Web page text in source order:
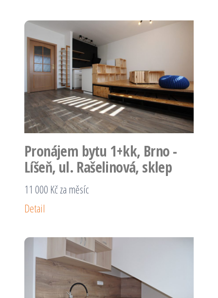
Pronájem bytu 1+kk, Brno -
Líšeň, ul. Rašelinová, sklep
11 000 Kč za měsíc
Detail